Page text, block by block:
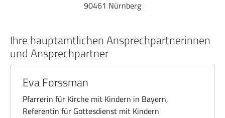
90461 Nürnberg
Ihre hauptamtlichen Ansprechpartnerinnen
und Ansprechpartner
Eva Forssman
Pfarrerin für Kirche mit Kindern in Bayern,
Referentin für Gottesdienst mit Kindern